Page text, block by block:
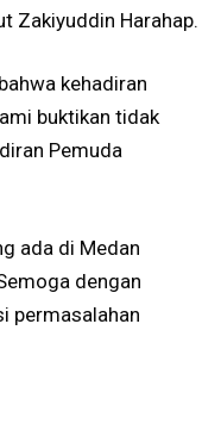
Zakiyuddin Harahap.
kehadiran
buktikan tidak
Pemuda
ada di Medan
dengan
permasalahan